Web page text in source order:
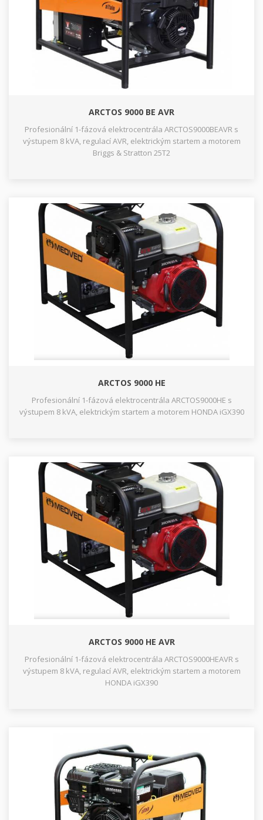
ARCTOS 9000 BE AVR
Profesionální 1-fázová elektrocentrála ARCTOS9000BEAVR s
výstupem 8 kVA, regulací AVR, elektrickým startem a motorem
Briggs & Stratton 25T2
ARCTOS 9000 HE
Profesionální 1-fázová elektrocentrála ARCTOS9000HE s
výstupem 8 kVA, elektrickým startem a motorem HONDA iGX390
ARCTOS 9000 HE AVR
Profesionální 1-fázová elektrocentrála ARCTOS9000HEAVR s
výstupem 8 kVA, regulací AVR, elektrickým startem a motorem
HONDA iGX390